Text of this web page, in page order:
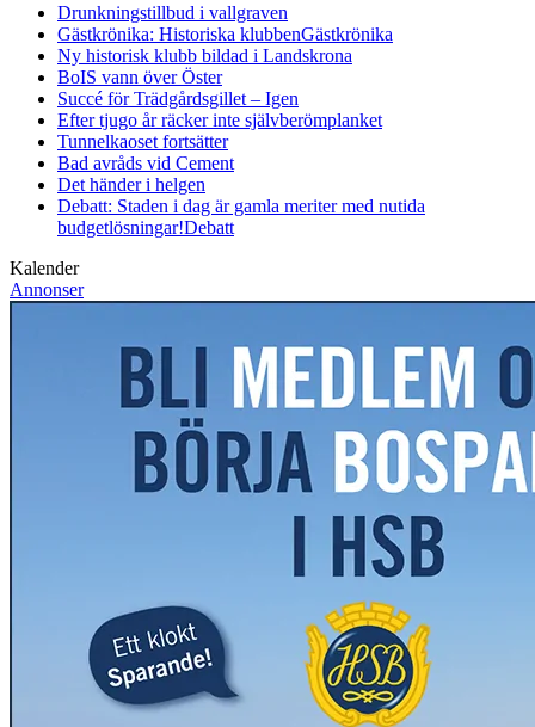
Drunkningstillbud i vallgraven
Gästkrönika: Historiska klubbenGästkrönika
Ny historisk klubb bildad i Landskrona
BoIS vann över Öster
Succé för Trädgårdsgillet – Igen
Efter tjugo år räcker inte självberömplanket
Tunnelkaoset fortsätter
Bad avråds vid Cement
Det händer i helgen
Debatt: Staden i dag är gamla meriter med nutida
budgetlösningar!Debatt
Kalender
Annonser